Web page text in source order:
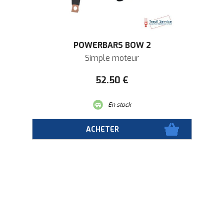
POWERBARS BOW 2
Simple moteur
52.50 €
En stock